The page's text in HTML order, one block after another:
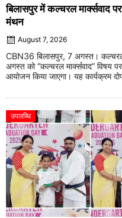
बिलासपुर में कल्चरल मार्क्सवाद
मंथन
August 7, 2026
CBN36 बिलासपुर, 7 अगस्त। कल्चरल
अगस्त को “कल्चरल मार्क्सवाद” विषय
आयोजन किया जाएगा। यह कार्यक्रम
उपलब्धि